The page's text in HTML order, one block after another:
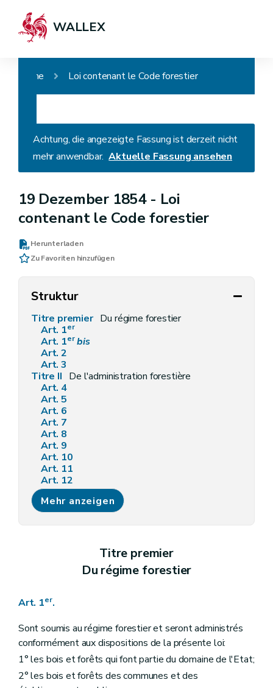
WALLEX
Home Loi contenant le Code forestier
Achtung, die angezeigte Fassung ist derzeit nicht
mehr anwendbar. Aktuelle Fassung ansehen
19 Dezember 1854 - Loi
contenant le Code forestier
Herunterladen
Zu Favoriten hinzufügen
Struktur
Titre premier Du régime forestier
Art. 1er
Art. 1er bis
Art. 2
Art. 3
Titre II De l'administration forestière
Art. 4
Art. 5
Art. 6
Art. 7
Art. 8
Art. 9
Art. 10
Art. 11
Art. 12
Art. 13
Art. 14
Art. 15
Art. 22
Art. 23
Art. 24
Art. 25
Art. 26
Art. 27
Art. 28
Mehr anzeigen
Titre premier
Du régime forestier
Art. 1er.
Sont soumis au régime forestier et seront administrés
conformément aux dispositions de la présente loi:
1° les bois et forêts qui font partie du domaine de l'Etat;
2° les bois et forêts des communes et des